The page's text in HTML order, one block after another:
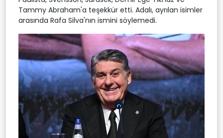
Tammy Abraham'a teşekkür etti. Adalı, ayrılan isimler
arasında Rafa Silva'nın ismini söylemedi.